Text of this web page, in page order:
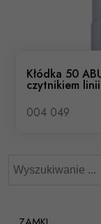
Kłódka 50
czytnikiem
004 049